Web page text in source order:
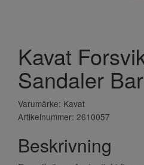
Kavat
Sandaler
Varumärke: Kavat
Artikelnummer: 2610057
Beskrivning